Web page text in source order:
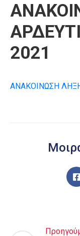
Επικοινωνία
2021
ΑΝΑΚΟΙΝΩΣΗ